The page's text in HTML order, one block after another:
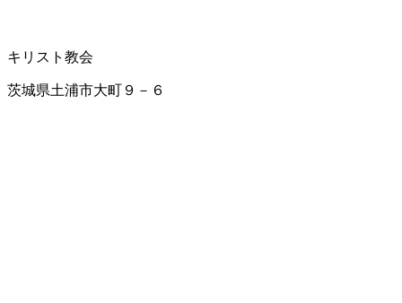
キリスト教会
茨城県土浦市大町９－６